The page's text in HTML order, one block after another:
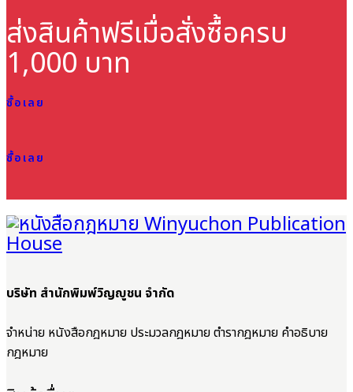
ส่งสินค้าฟรีเมื่อสั่งซื้อครบ
1,000 บาท
ซื้อเลย
ซื้อเลย
บริษัท สำนักพิมพ์วิญญูชน จำกัด
จำหน่าย หนังสือกฎหมาย ประมวลกฎหมาย ตำรากฎหมาย คำอธิบาย
กฎหมาย